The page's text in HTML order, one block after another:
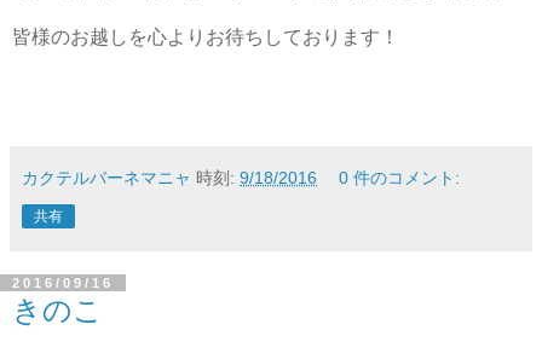
皆様のお越しを心よりお待ちしております！
カクテルバーネマニャ 時刻: 9/18/2016 0 件のコメント:
共有
2016/09/16
きのこ